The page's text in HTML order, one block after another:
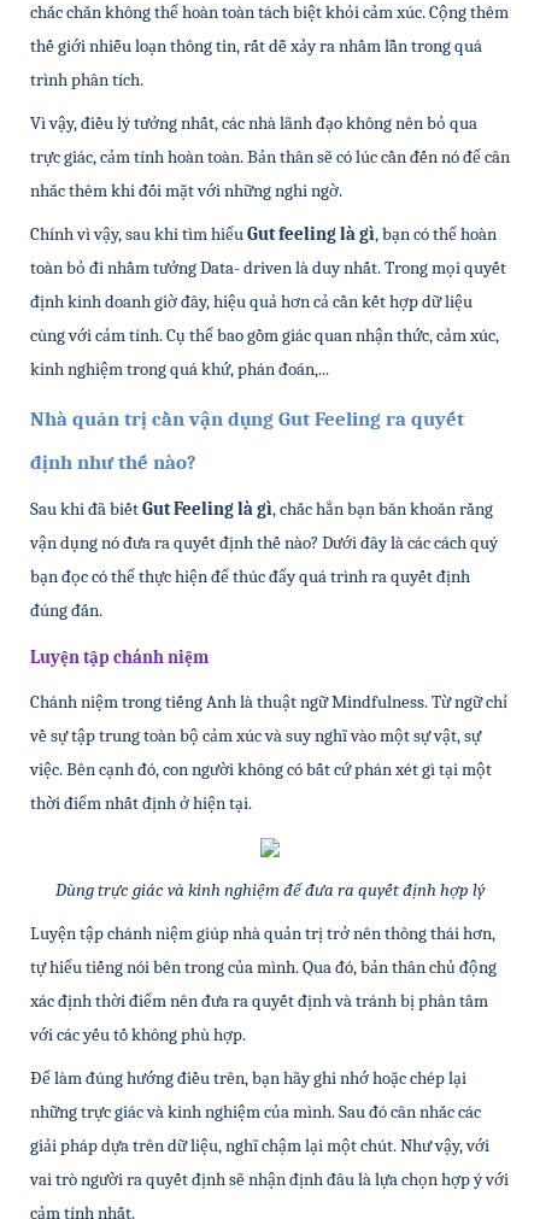
chắc chắn không thể hoàn toàn tách biệt khỏi cảm xúc. Cộng thêm
thế giới nhiễu loạn thông tin, rất dễ xảy ra nhầm lẫn trong quá
trình phân tích.
Vì vậy, điều lý tưởng nhất, các nhà lãnh đạo không nên bỏ qua
trực giác, cảm tính hoàn toàn. Bản thân sẽ có lúc cần đến nó để cân
nhắc thêm khi đối mặt với những nghi ngờ.
Chính vì vậy, sau khi tìm hiểu Gut feeling là gì, bạn có thể hoàn
toàn bỏ đi nhầm tưởng Data- driven là duy nhất. Trong mọi quyết
định kinh doanh giờ đây, hiệu quả hơn cả cần kết hợp dữ liệu
cùng với cảm tính. Cụ thể bao gồm giác quan nhận thức, cảm xúc,
kinh nghiệm trong quá khứ, phán đoán,...
Nhà quản trị cần vận dụng Gut Feeling ra quyết
định như thế nào?
Sau khi đã biết Gut Feeling là gì, chắc hẳn bạn băn khoăn rằng
vận dụng nó đưa ra quyết định thế nào? Dưới đây là các cách quý
bạn đọc có thể thực hiện để thúc đẩy quá trình ra quyết định
đúng đắn.
Luyện tập chánh niệm
Chánh niệm trong tiếng Anh là thuật ngữ Mindfulness. Từ ngữ chỉ
về sự tập trung toàn bộ cảm xúc và suy nghĩ vào một sự vật, sự
việc. Bên cạnh đó, con người không có bất cứ phán xét gì tại một
thời điểm nhất định ở hiện tại.
Dùng trực giác và kinh nghiệm để đưa ra quyết định hợp lý
Luyện tập chánh niệm giúp nhà quản trị trở nên thông thái hơn,
tự hiểu tiếng nói bên trong của mình. Qua đó, bản thân chủ động
xác định thời điểm nên đưa ra quyết định và tránh bị phân tâm
với các yếu tố không phù hợp.
Để làm đúng hướng điều trên, bạn hãy ghi nhớ hoặc chép lại
những trực giác và kinh nghiệm của mình. Sau đó cân nhắc các
giải pháp dựa trên dữ liệu, nghĩ chậm lại một chút. Như vậy, với
vai trò người ra quyết định sẽ nhận định đâu là lựa chọn hợp ý với
cảm tính nhất.